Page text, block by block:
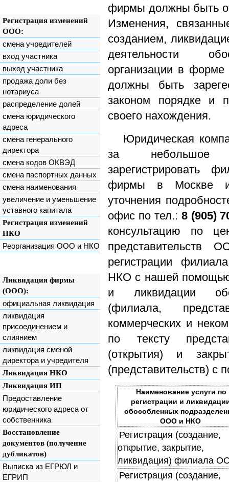
Регистрация изменений
ООО:
смена учредителей
вход участника
выход участника
продажа доли без
нотариуса
распределение долей
смена юридического
адреса
смена генерального
директора
смена кодов ОКВЭД
смена паспортных данных
смена наименования
увеличение и уменьшение
уставного капитала
Регистрация изменений
НКО
Реорганизация ООО и НКО
Ликвидация фирмы
(ООО):
официальная ликвидация
ликвидация
присоединением и
слиянием
ликвидация сменой
директора и учредителя
Ликвидация НКО
Ликвидация ИП
Предоставление
юридического адреса от
собственника
Восстановление
документов (получение
дубликатов)
Выписка из ЕГРЮЛ и
ЕГРИП
фирмы должны быть
Изменения,
созданием,
деятельности
организации в форме
должны быть
законом порядке и
своего нахождения.
Юридическая
за небольшое
зарегистрировать
фирмы в Москве и
уточнения
офис по тел.: 8 (905)
консультацию по
регистрации
НКО с нашей
и ликвидации
(филиала,
коммерческих и
по тексту
(открытия) и
(представительств)
Наименование услуги по
регистрации и
обособленных
ООО и НКО
Регистрация (создание,
открытие, закрытие,
ликвидация) филиала
Регистрация (создание,